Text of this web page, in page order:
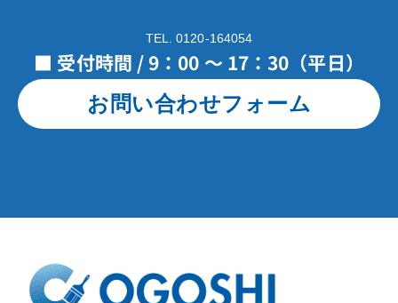
TEL. 0120-164054
■ 受付時間 / 9：00 ～ 17：30（平日）
お問い合わせフォーム